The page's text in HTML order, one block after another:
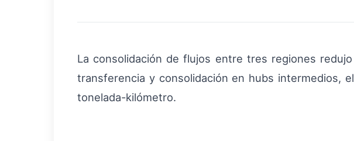
La consolidación de flujos entre tres regiones
transferencia y consolidación en hubs intermedios,
tonelada-kilómetro.